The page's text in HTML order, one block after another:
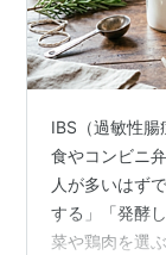
詰めるビンや
れる。
下は分光測光
メープルシロ
Canada No 1
IBS（過敏性
食やコンビニ
人が多いはず
する」「発酵
菜や鶏肉を選